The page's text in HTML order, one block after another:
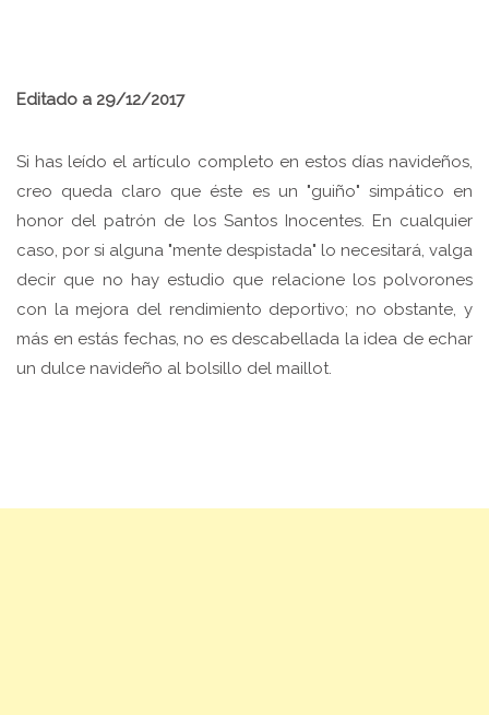
Editado a 29/12/2017
Si has leído el artículo completo en estos días navideños,
creo queda claro que éste es un "guiño" simpático en
honor del patrón de los Santos Inocentes. En cualquier
caso, por si alguna "mente despistada" lo necesitará, valga
decir que no hay estudio que relacione los polvorones
con la mejora del rendimiento deportivo; no obstante, y
más en estás fechas, no es descabellada la idea de echar
un dulce navideño al bolsillo del maillot.